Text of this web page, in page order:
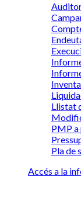
Llistat
PMP
Pla de
Accés a la